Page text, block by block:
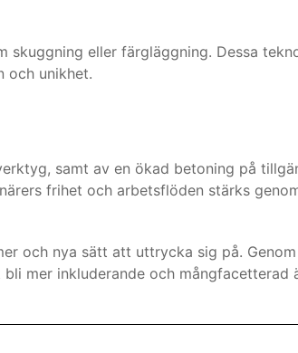
eller färgläggning. Dessa
och unikhet.
samt av en ökad betoning på
frihet och arbetsflöden stärks
och nya sätt att uttrycka sig på.
mer inkluderande och mångfacetterad